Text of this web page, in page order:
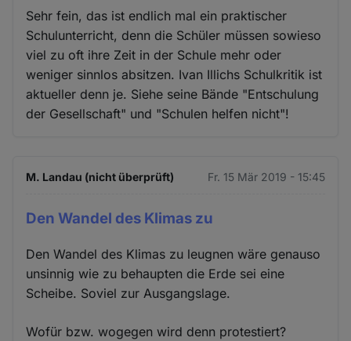
Sehr fein, das ist endlich mal ein praktischer
Schulunterricht, denn die Schüler müssen sowieso
viel zu oft ihre Zeit in der Schule mehr oder
weniger sinnlos absitzen. Ivan Illichs Schulkritik ist
aktueller denn je. Siehe seine Bände "Entschulung
der Gesellschaft" und "Schulen helfen nicht"!
M. Landau (nicht überprüft) Fr. 15 Mär 2019 - 15:45
Den Wandel des Klimas zu
Den Wandel des Klimas zu leugnen wäre genauso
unsinnig wie zu behaupten die Erde sei eine
Scheibe. Soviel zur Ausgangslage.
Wofür bzw. wogegen wird denn protestiert?